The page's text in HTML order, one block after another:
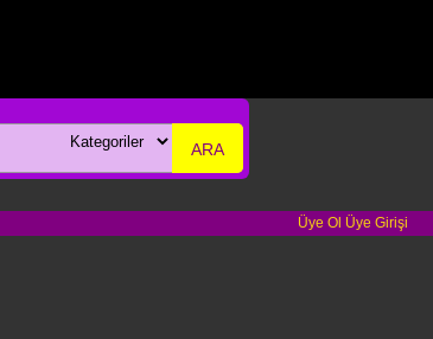
ARA
Üye Ol Üye Girişi